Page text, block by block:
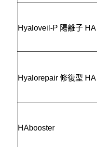
Hyaloveil-P 陽離子 HA
Hyalorepair 修復型 HA
HAbooster